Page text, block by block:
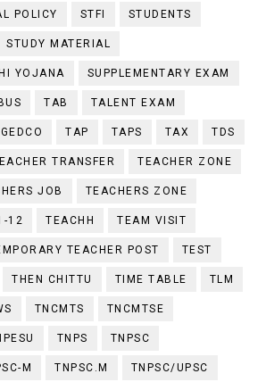
POLICY STFI STUDENTS
STUDY MATERIAL
YOJANA SUPPLEMENTARY EXAM
TAB TALENT EXAM
TAP TAPS TAX TDS
TRANSFER TEACHER ZONE
JOB TEACHERS ZONE
12 TEACHH TEAM VISIT
TEACHER POST TEST
THEN CHITTU TIME TABLE TLM
TNCMTS TNCMTSE
TNPS TNPSC
M TNPSC.M TNPSC/UPSC